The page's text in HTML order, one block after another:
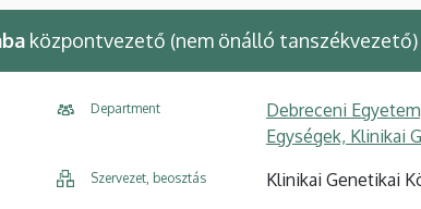
központvezető (nem önálló tanszékvezető)
Department
Debreceni
Egységek, Klinikai
Szervezet, beosztás Klinikai Genetikai